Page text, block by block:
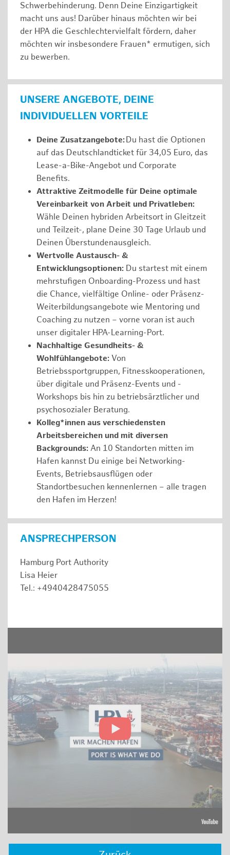
Schwerbehinderung. Denn Deine Einzigartigkeit
macht uns aus! Darüber hinaus möchten wir bei
der HPA die Geschlechtervielfalt fördern, daher
möchten wir insbesondere Frauen* ermutigen, sich
zu bewerben.
UNSERE ANGEBOTE, DEINE
INDIVIDUELLEN VORTEILE
Deine Zusatzangebote: Du hast die Optionen
auf das Deutschlandticket für 34,05 Euro, das
Lease-a-Bike-Angebot und Corporate
Benefits.
Attraktive Zeitmodelle für Deine optimale
Vereinbarkeit von Arbeit und Privatleben:
Wähle Deinen hybriden Arbeitsort in Gleitzeit
und Teilzeit-, plane Deine 30 Tage Urlaub und
Deinen Überstundenausgleich.
Wertvolle Austausch- &
Entwicklungsoptionen: Du startest mit einem
mehrstufigen Onboarding-Prozess und hast
die Chance, vielfältige Online- oder Präsenz-
Weiterbildungsangebote wie Mentoring und
Coaching zu nutzen – vorne voran ist auch
unser digitaler HPA-Learning-Port.
Nachhaltige Gesundheits- &
Wohlfühlangebote: Von
Betriebssportgruppen, Fitnesskooperationen,
über digitale und Präsenz-Events und -
Workshops bis hin zu betriebsärztlicher und
psychosozialer Beratung.
Kolleg*innen aus verschiedensten
Arbeitsbereichen und mit diversen
Backgrounds: An 10 Standorten mitten im
Hafen kannst Du einige bei Networking-
Events, Betriebsausflügen oder
Standortbesuchen kennenlernen – alle tragen
den Hafen im Herzen!
ANSPRECHPERSON
Hamburg Port Authority
Lisa Heier
Tel.: +4940428475055